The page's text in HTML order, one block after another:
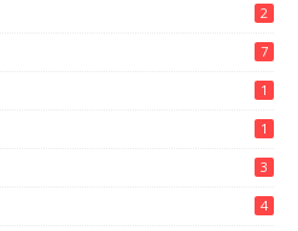
2
7
1
1
3
4